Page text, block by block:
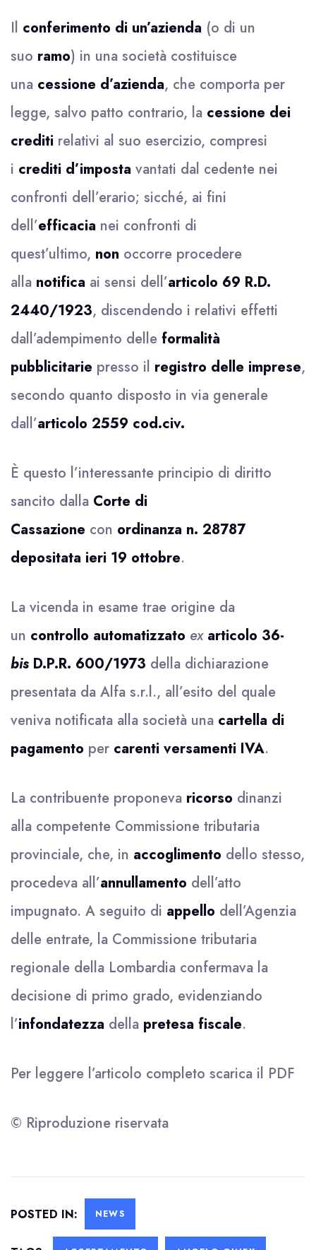
Il conferimento di un’azienda (o di un
suo ramo) in una società costituisce
una cessione d’azienda, che comporta per
legge, salvo patto contrario, la cessione dei
crediti relativi al suo esercizio, compresi
i crediti d’imposta vantati dal cedente nei
confronti dell’erario; sicché, ai fini
dell’efficacia nei confronti di
quest’ultimo, non occorre procedere
alla notifica ai sensi dell’articolo 69 R.D.
2440/1923, discendendo i relativi effetti
dall’adempimento delle formalità
pubblicitarie presso il registro delle imprese,
secondo quanto disposto in via generale
dall’articolo 2559 cod.civ.
È questo l’interessante principio di diritto
sancito dalla Corte di
Cassazione con ordinanza n. 28787
depositata ieri 19 ottobre.
La vicenda in esame trae origine da
un controllo automatizzato ex articolo 36-
bis D.P.R. 600/1973 della dichiarazione
presentata da Alfa s.r.l., all’esito del quale
veniva notificata alla società una cartella di
pagamento per carenti versamenti IVA.
La contribuente proponeva ricorso dinanzi
alla competente Commissione tributaria
provinciale, che, in accoglimento dello stesso,
procedeva all’annullamento dell’atto
impugnato. A seguito di appello dell’Agenzia
delle entrate, la Commissione tributaria
regionale della Lombardia confermava la
decisione di primo grado, evidenziando
l’infondatezza della pretesa fiscale.
Per leggere l’articolo completo scarica il PDF
© Riproduzione riservata
POSTED IN: NEWS